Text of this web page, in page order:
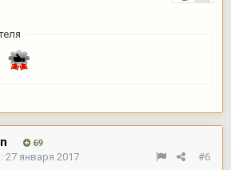
69
#6
27 января 2017